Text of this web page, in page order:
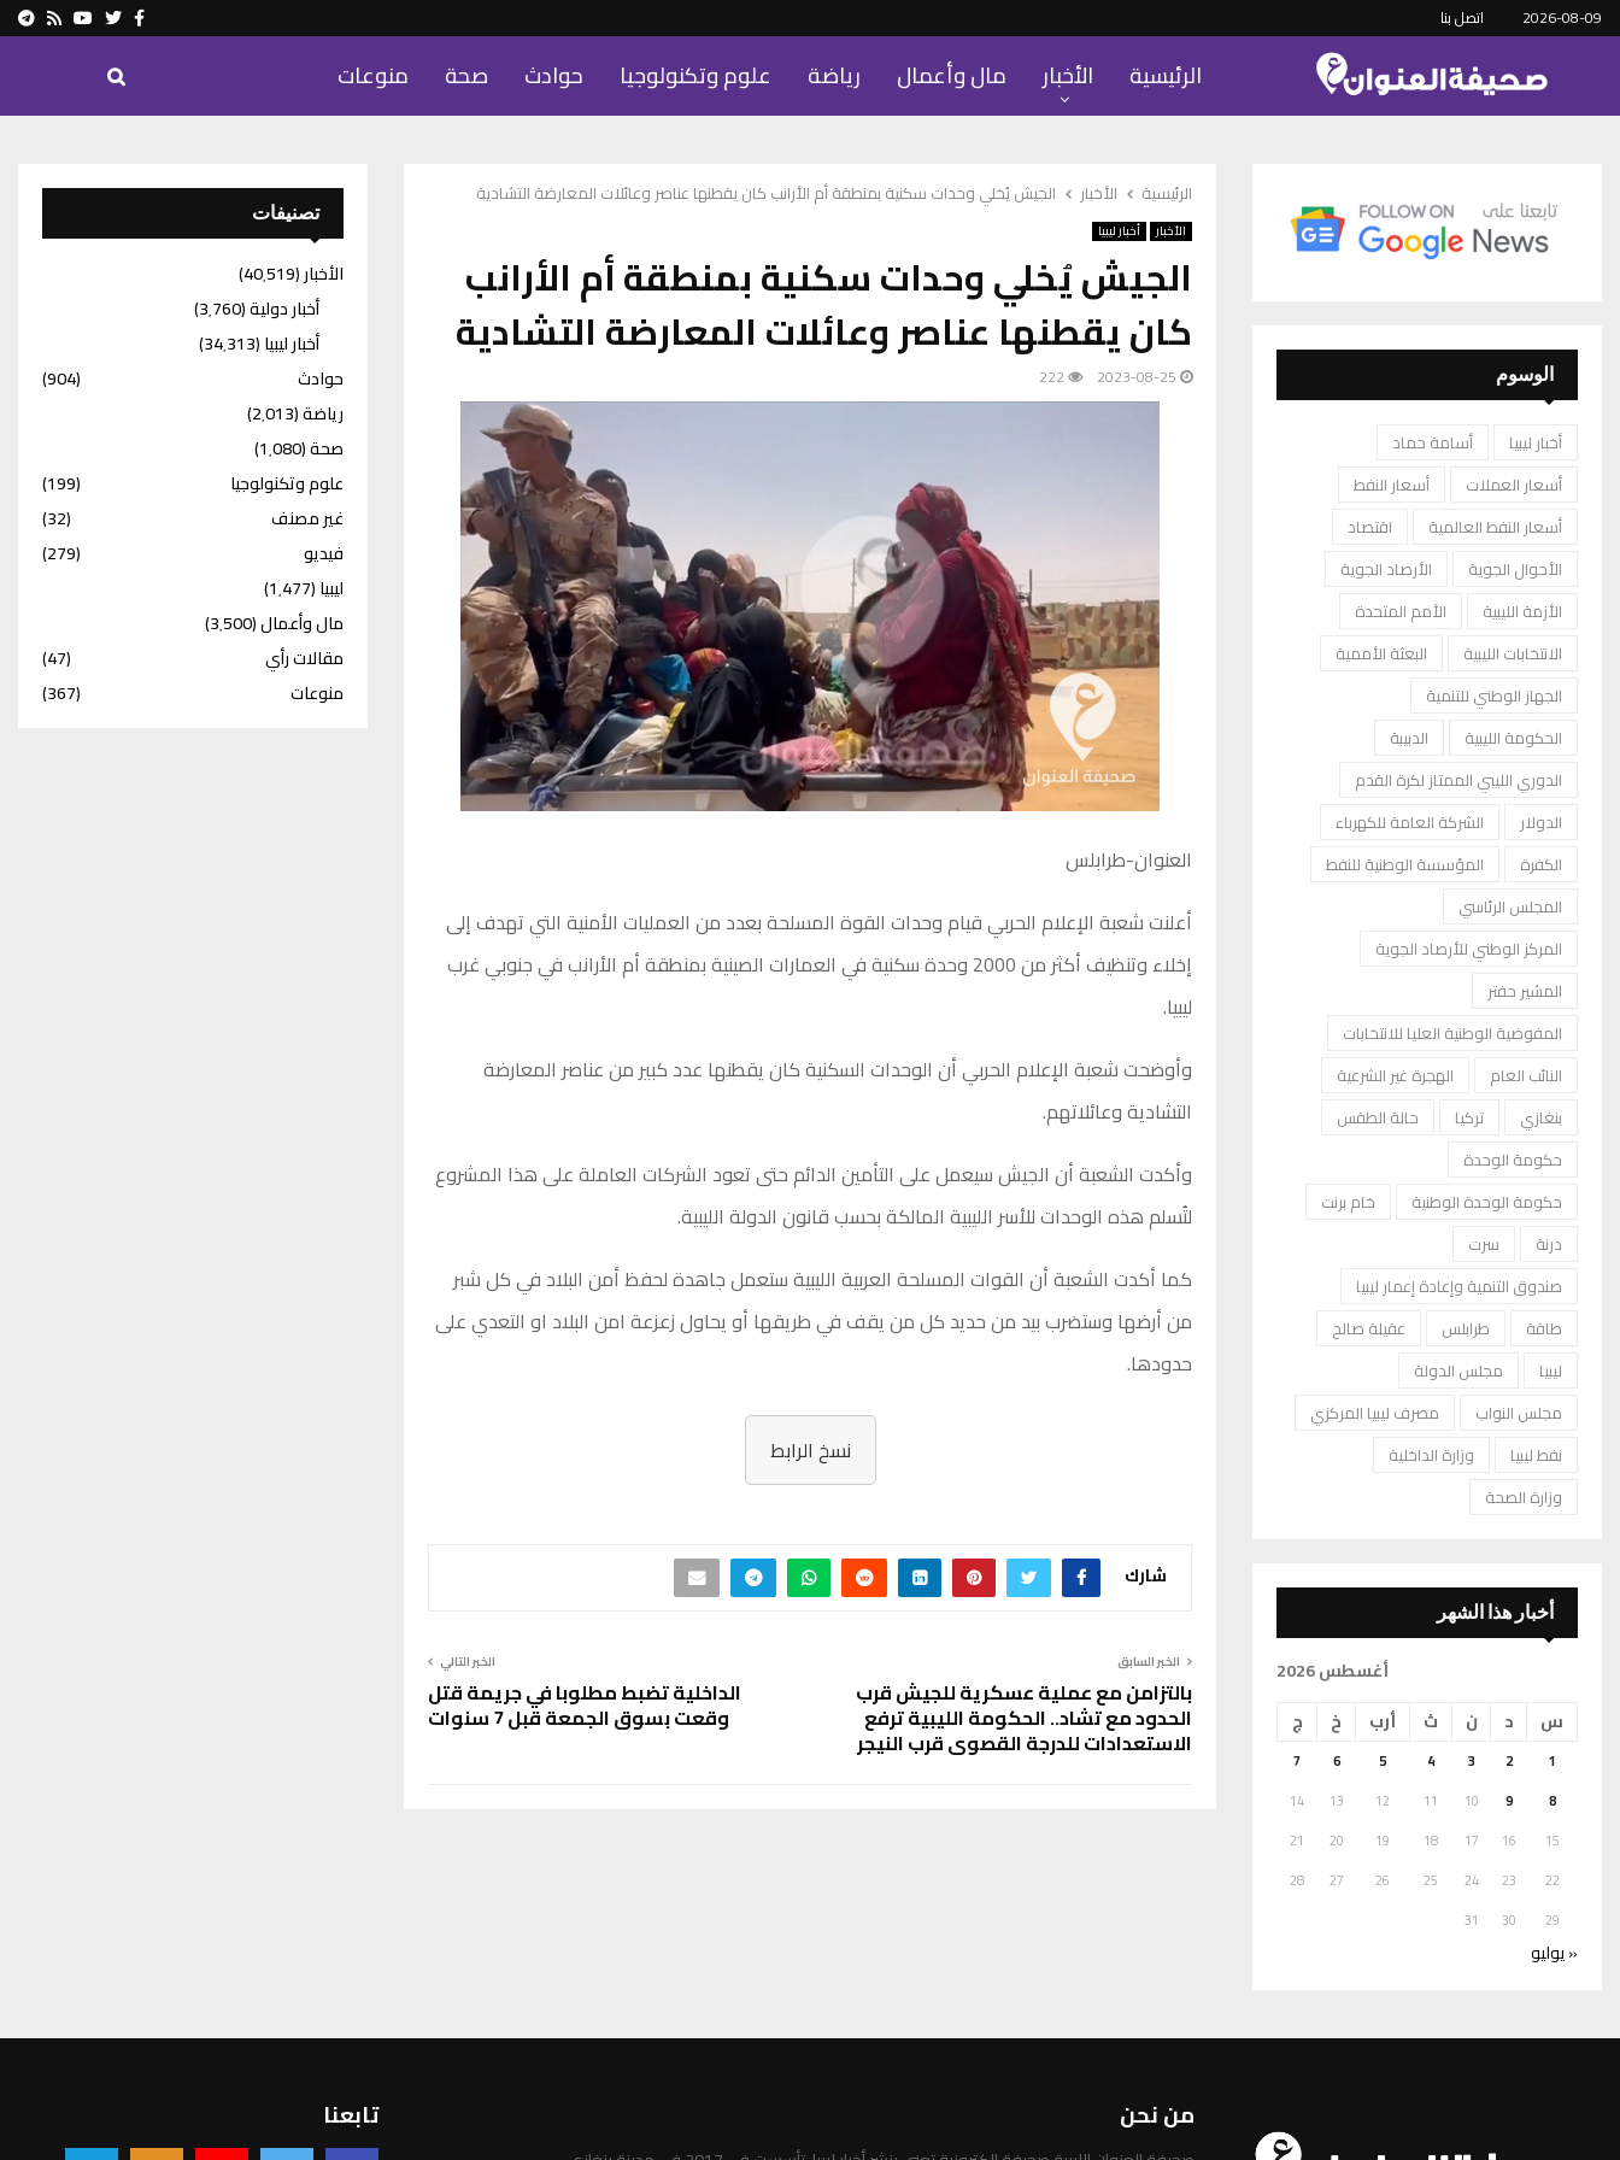
2026-08-09 اتصل بنا Facebook
Twitter
Youtube
Rss
الرئيسية الأخبار مال وأعمال رياضة علوم وتكنولوجيا حوادث صحة منوعات
الرئيسية الأخبار الجيش يُخلي وحدات سكنية بمنطقة أم الأرانب كان يقطنها عناصر وعائلات المعارضة التشادية
الأخبار أخبار ليبيا
الجيش يُخلي وحدات سكنية بمنطقة أم الأرانب
كان يقطنها عناصر وعائلات المعارضة التشادية
2023-08-25
222
العنوان-طرابلس
أعلنت شعبة الإعلام الحربي قيام وحدات القوة المسلحة بعدد من العمليات الأمنية التي تهدف إلى
إخلاء وتنظيف أكثر من 2000 وحدة سكنية في العمارات الصينية بمنطقة أم الأرانب في جنوبي غرب
ليبيا.
وأوضحت شعبة الإعلام الحربي أن الوحدات السكنية كان يقطنها عدد كبير من عناصر المعارضة
التشادية وعائلاتهم.
وأكدت الشعبة أن الجيش سيعمل على التأمين الدائم حتى تعود الشركات العاملة على هذا المشروع
لتُسلم هذه الوحدات للأسر الليبية المالكة بحسب قانون الدولة الليبية.
كما أكدت الشعبة أن القوات المسلحة العربية الليبية ستعمل جاهدة لحفظ أمن البلاد في كل شبر
من أرضها وستضرب بيد من حديد كل من يقف في طريقها أو يحاول زعزعة امن البلاد او التعدي على
حدودها.
نسخ الرابط
شارك
الخبر السابق
بالتزامن مع عملية عسكرية للجيش قرب
الحدود مع تشاد.. الحكومة الليبية ترفع
الاستعدادات للدرجة القصوى قرب النيجر
الخبر التالي
الداخلية تضبط مطلوبا في جريمة قتل
وقعت بسوق الجمعة قبل 7 سنوات
الوسوم
أخبار ليبيا
أسامة حماد
أسعار العملات
أسعار النفط
أسعار النفط العالمية
اقتصاد
الأحوال الجوية
الأرصاد الجوية
الأزمة الليبية
الأمم المتحدة
الانتخابات الليبية
البعثة الأممية
الجهاز الوطني للتنمية
الحكومة الليبية
الدبيبة
الدوري الليبي الممتاز لكرة القدم
الدولار
الشركة العامة للكهرباء
الكفرة
المؤسسة الوطنية للنفط
المجلس الرئاسي
المركز الوطني للأرصاد الجوية
المشير حفتر
المفوضية الوطنية العليا للانتخابات
النائب العام
الهجرة غير الشرعية
بنغازي
تركيا
حالة الطقس
حكومة الوحدة
حكومة الوحدة الوطنية
خام برنت
درنة
سرت
صندوق التنمية وإعادة إعمار ليبيا
طاقة
طرابلس
عقيلة صالح
ليبيا
مجلس الدولة
مجلس النواب
مصرف ليبيا المركزي
نفط ليبيا
وزارة الداخلية
وزارة الصحة
أخبار هذا الشهر
أغسطس 2026
س
د ن ث أرب خ ج
1
2
3
4
5
6
7
8
9
10
11
12
13
14
15
16
17
18
19
20
21
22
23
24
25
26
27
28
29
30
31
« يوليو
تصنيفات
الأخبار(40٬519)
أخبار دولية(3٬760)
أخبار ليبيا(34٬313)
حوادث
(904)
رياضة(2٬013)
صحة(1٬080)
علوم وتكنولوجيا
(199)
غير مصنف
(32)
فيديو
(279)
ليبيا(1٬477)
مال وأعمال(3٬500)
مقالات رأي
(47)
منوعات
(367)
من نحن تابعنا